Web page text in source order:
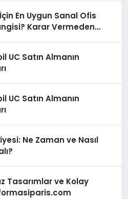
En Uygun Sanal Ofis
Karar Vermeden
UC Satın Almanın
UC Satın Almanın
Ne Zaman ve Nasıl
Tasarımlar ve Kolay